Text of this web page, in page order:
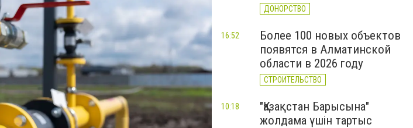
ДОНОРСТВО
Более 100 новых объектов
появятся в Алматинской
области в 2026 году
СТРОИТЕЛЬСТВО
16:52
"Қазақстан Барысына"
жолдама үшін тартыс
10:18